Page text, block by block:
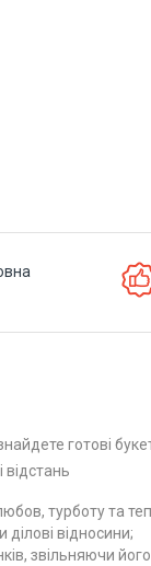
готові
відстань
турботу та
відносини;
звільняючи